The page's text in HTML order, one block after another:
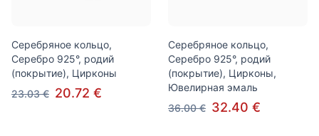
Серебряное кольцо,
Серебро 925°, родий
(покрытие), Цирконы
23.03 € 20.72 €
Серебряное кольцо,
Серебро 925°, родий
(покрытие), Цирконы,
Ювелирная эмаль
36.00 € 32.40 €